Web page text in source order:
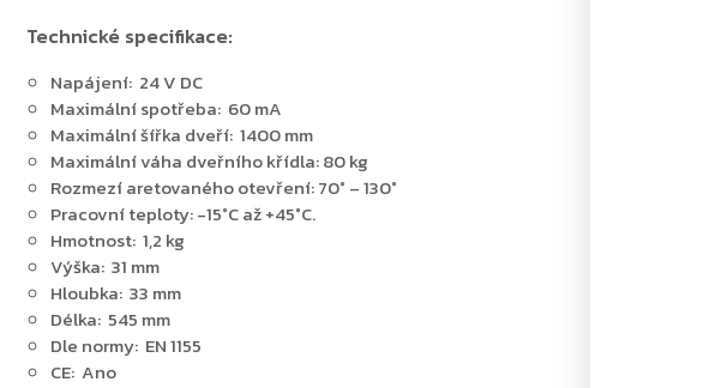
Technické specifikace:
Napájení: 24 V DC
Maximální spotřeba: 60 mA
Maximální šířka dveří: 1400 mm
Maximální váha dveřního křídla: 80 kg
Rozmezí aretovaného otevření: 70° – 130°
Pracovní teploty: -15°C až +45°C.
Hmotnost: 1,2 kg
Výška: 31 mm
Hloubka: 33 mm
Délka: 545 mm
Dle normy: EN 1155
CE: Ano